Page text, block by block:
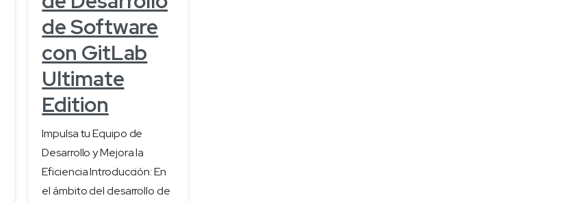
de Software
con GitLab
Ultimate
Edition
Impulsa tu Equipo de
Desarrollo y Mejora la
Eficiencia Introducción: En
el ámbito del desarrollo de